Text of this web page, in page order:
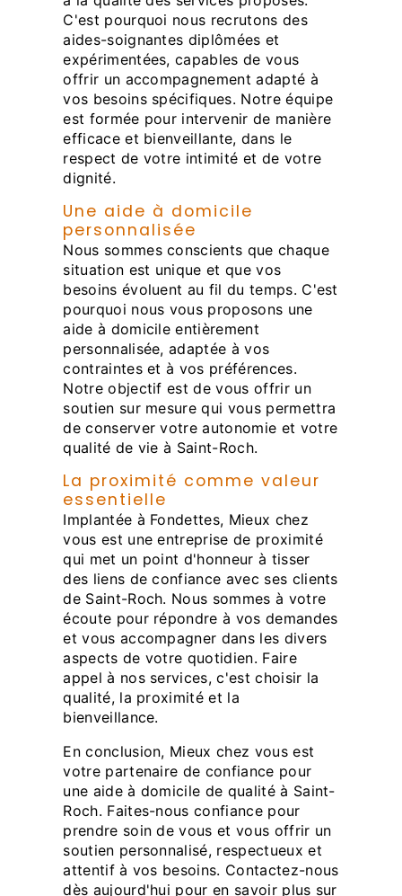
C'est pourquoi nous recrutons des
aides-soignantes diplômées et
expérimentées, capables de vous
offrir un accompagnement adapté à
vos besoins spécifiques. Notre équipe
est formée pour intervenir de manière
efficace et bienveillante, dans le
respect de votre intimité et de votre
dignité.
Une aide à domicile
personnalisée
Nous sommes conscients que chaque
situation est unique et que vos
besoins évoluent au fil du temps. C'est
pourquoi nous vous proposons une
aide à domicile entièrement
personnalisée, adaptée à vos
contraintes et à vos préférences.
Notre objectif est de vous offrir un
soutien sur mesure qui vous permettra
de conserver votre autonomie et votre
qualité de vie à Saint-Roch.
La proximité comme valeur
essentielle
Implantée à Fondettes, Mieux chez
vous est une entreprise de proximité
qui met un point d'honneur à tisser
des liens de confiance avec ses clients
de Saint-Roch. Nous sommes à votre
écoute pour répondre à vos demandes
et vous accompagner dans les divers
aspects de votre quotidien. Faire
appel à nos services, c'est choisir la
qualité, la proximité et la
bienveillance.
En conclusion, Mieux chez vous est
votre partenaire de confiance pour
une aide à domicile de qualité à Saint-
Roch. Faites-nous confiance pour
prendre soin de vous et vous offrir un
soutien personnalisé, respectueux et
attentif à vos besoins. Contactez-nous
dès aujourd'hui pour en savoir plus sur